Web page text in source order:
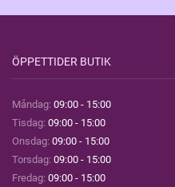
ÖPPETTIDER BUTIK
Måndag: 09:00 - 15:00
Tisdag: 09:00 - 15:00
Onsdag: 09:00 - 15:00
Torsdag: 09:00 - 15:00
Fredag: 09:00 - 15:00